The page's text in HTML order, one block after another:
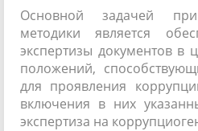
Основной задачей
методики является
экспертизы документов в
положений,
для проявления
включения в них
экспертиза на